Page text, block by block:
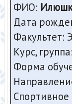
ФИО:
Дата
Факультет:
Курс,
Форма
Спортивное